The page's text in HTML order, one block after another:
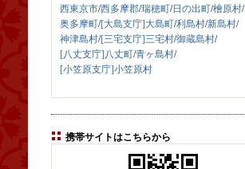
西東京市/西多摩郡/瑞穂町/日の出町/檜原村/
奥多摩町/[大島支庁]大島町/利島村/新島村/
神津島村/[三宅支庁]三宅村/御蔵島村/
[八丈支庁]八丈町/青ヶ島村/
[小笠原支庁]小笠原村
携帯サイトはこちらから